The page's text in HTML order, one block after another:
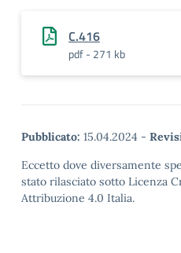
C.416
pdf - 271 kb
Pubblicato: 15.04.2024 -
Eccetto dove diversamente
stato rilasciato sotto Licenza
Attribuzione 4.0 Italia.